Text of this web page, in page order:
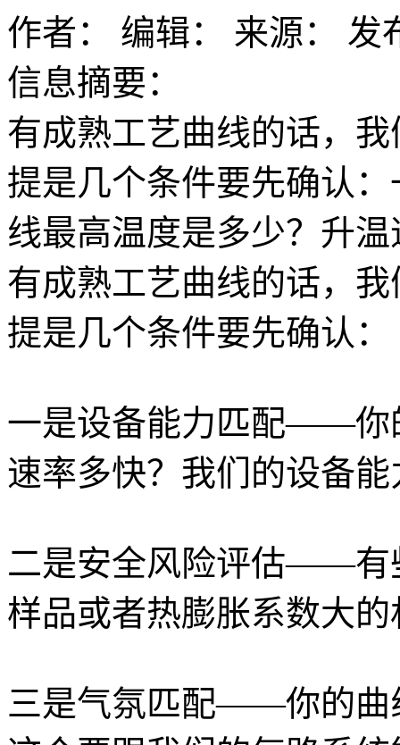
作者： 编辑： 来源： 发
信息摘要：
有成熟工艺曲线的话，
提是几个条件要先确认
线最高温度是多少？升
有成熟工艺曲线的话，
提是几个条件要先确认：
一是设备能力匹配——你
速率多快？我们的设备
二是安全风险评估——有
样品或者热膨胀系数大
三是气氛匹配——你的曲